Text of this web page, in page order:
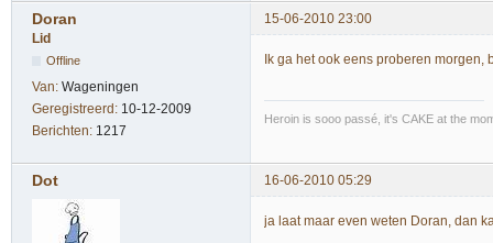
Doran
15-06-2010 23:00
Lid
Offline
Van: Wageningen
Geregistreerd: 10-12-2009
Berichten: 1217
Ik ga het ook eens proberen morgen,
Heroin is sooo passé, it's CAKE at the
Dot 16-06-2010 05:29
ja laat maar even weten Doran, dan